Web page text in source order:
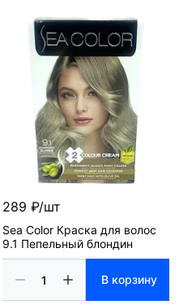
289 ₽/шт
Sea Color Краска для волос
9.1 Пепельный блондин
В корзину